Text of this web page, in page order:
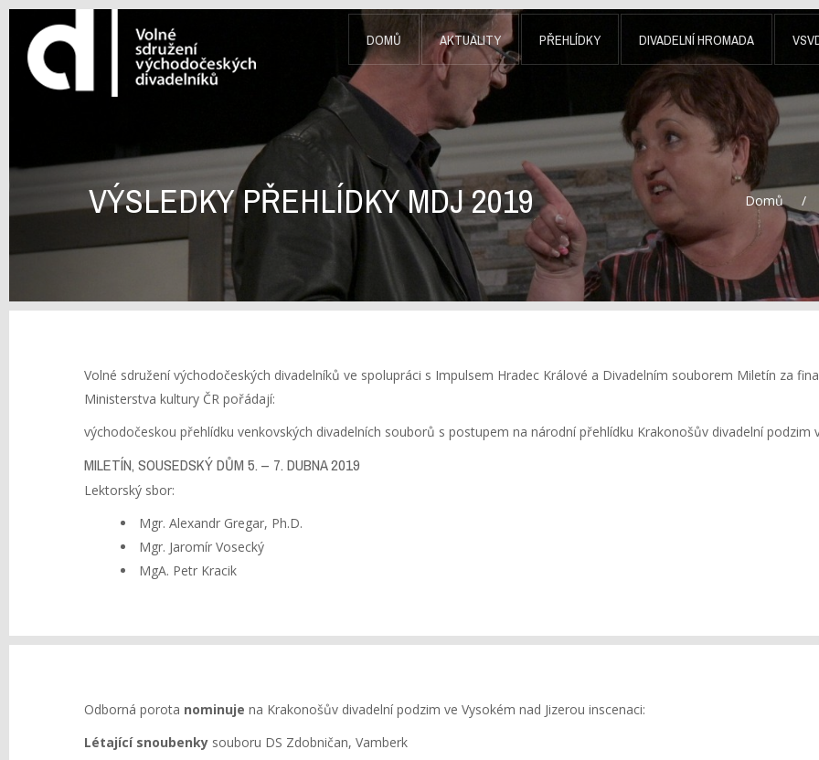
DOMŮ AKTUALITY PŘEHLÍDKY DIVADELNÍ HROMADA
VÝSLEDKY PŘEHLÍDKY MDJ 2019 Domů
Volné sdružení východočeských divadelníků ve spolupráci s Impulsem Hradec Králové a Divadelním souborem Miletín za
Ministerstva kultury ČR pořádají:
východočeskou přehlídku venkovských divadelních souborů s postupem na národní přehlídku Krakonošův divadelní podzim
MILETÍN, SOUSEDSKÝ DŮM 5. – 7. DUBNA 2019
Lektorský sbor:
Mgr. Alexandr Gregar, Ph.D.
Mgr. Jaromír Vosecký
MgA. Petr Kracik
Odborná porota nominuje na Krakonošův divadelní podzim ve Vysokém nad Jizerou inscenaci:
Létající snoubenky souboru DS Zdobničan, Vamberk